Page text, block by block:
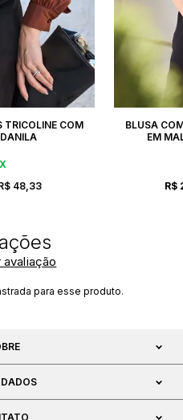
TRICOLINE COM
48,33
BLUSA
EM
R$
para esse produto.